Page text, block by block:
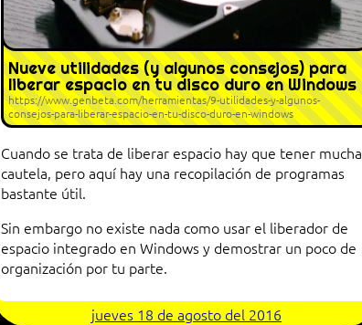
Nueve utilidades (y algunos consejos) para
liberar espacio en tu disco duro en Windows
https://www.genbeta.com/herramientas/9-utilidades-y-algunos-
consejos-para-liberar-espacio-en-tu-disco-duro-en-windows
Cuando se trata de liberar espacio hay que tener mucha
cautela, pero aquí hay una recopilación de programas
bastante útil.
Sin embargo no existe nada como usar el liberador de
espacio integrado en Windows y demostrar un poco de
organización por tu parte.
jueves 18 de agosto del 2016